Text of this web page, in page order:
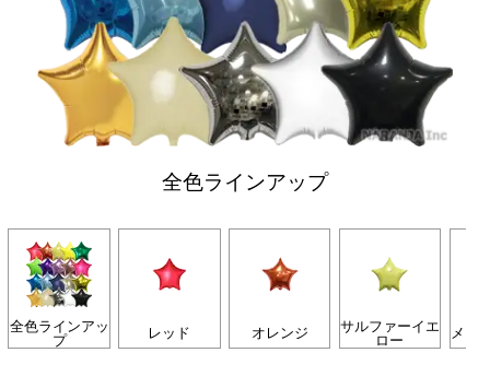
全色ラインアップ
全色ラインアッ
プ レッド オレンジ サルファーイエ
ロー メロ